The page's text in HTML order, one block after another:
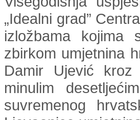
„Idealni grad”
izložbama kojima
zbirkom umjetnina
Damir Ujević
minulim
suvremenog